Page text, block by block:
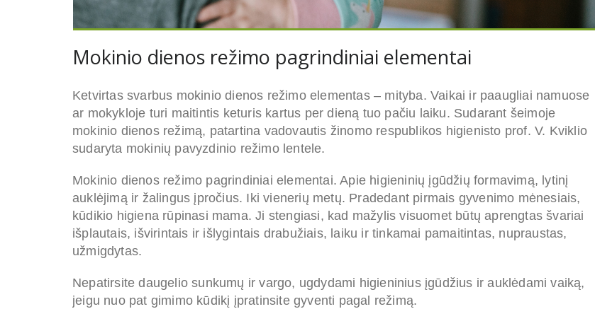
Mokinio dienos režimo pagrindiniai elementai
Ketvirtas svarbus mokinio dienos režimo elementas – mityba. Vaikai ir paaugliai namuose
ar mokykloje turi maitintis keturis kartus per dieną tuo pačiu laiku. Sudarant šeimoje
mokinio dienos režimą, patartina vadovautis žinomo respublikos higienisto prof. V. Kviklio
sudaryta mokinių pavyzdinio režimo lentele.
Mokinio dienos režimo pagrindiniai elementai. Apie higieninių įgūdžių formavimą, lytinį
auklėjimą ir žalingus įpročius. Iki vienerių metų. Pradedant pirmais gyvenimo mėnesiais,
kūdikio higiena rūpinasi mama. Ji stengiasi, kad mažylis visuomet būtų aprengtas švariai
išplautais, išvirintais ir išlygintais drabužiais, laiku ir tinkamai pamaitintas, nupraustas,
užmigdytas.
Nepatirsite daugelio sunkumų ir vargo, ugdydami higieninius įgūdžius ir auklėdami vaiką,
jeigu nuo pat gimimo kūdikį įpratinsite gyventi pagal režimą.